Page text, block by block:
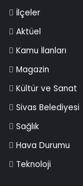
İlçeler
Aktüel
Kamu İlanları
Magazin
Kültür ve Sanat
Sivas Belediyesi
Sağlık
Hava Durumu
Teknoloji